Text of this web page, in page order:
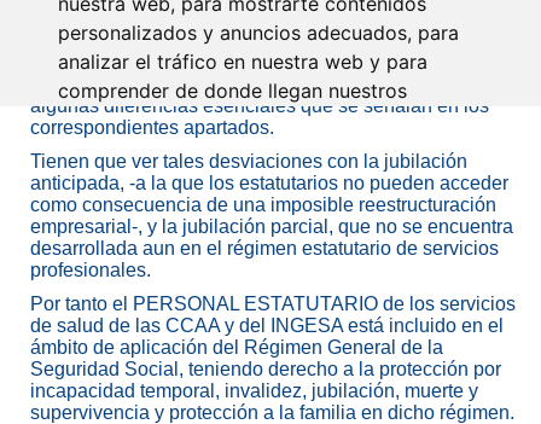
personalizados y anuncios adecuados, para
analizar el tráfico en nuestra web y para
comprender de donde llegan nuestros
visitantes.
Aceptar
Rechazar
Las observaciones que, en relación con la pensión de
jubilación, se desarrollan seguidamente son de
aplicación común al personal estatutario y laboral, salvo
algunas diferencias esenciales que se señalan en los
correspondientes apartados.
Tienen que ver tales desviaciones con la jubilación
anticipada, -a la que los estatutarios no pueden acceder
como consecuencia de una imposible reestructuración
empresarial-, y la jubilación parcial, que no se encuentra
desarrollada aun en el régimen estatutario de servicios
profesionales.
Por tanto el PERSONAL ESTATUTARIO de los servicios
de salud de las CCAA y del INGESA está incluido en el
ámbito de aplicación del Régimen General de la
Seguridad Social, teniendo derecho a la protección por
incapacidad temporal, invalidez, jubilación, muerte y
supervivencia y protección a la familia en dicho régimen.